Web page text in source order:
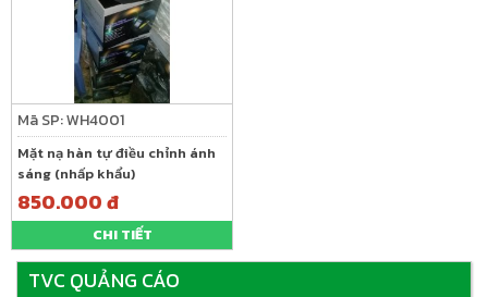
Mã SP: WH4001
Mặt nạ hàn tự điều chỉnh ánh
sáng (nhấp khẩu)
850.000 đ
CHI TIẾT
TVC QUẢNG CÁO